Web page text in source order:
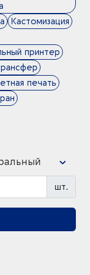
Кастомизация
принтер
печать
шт.